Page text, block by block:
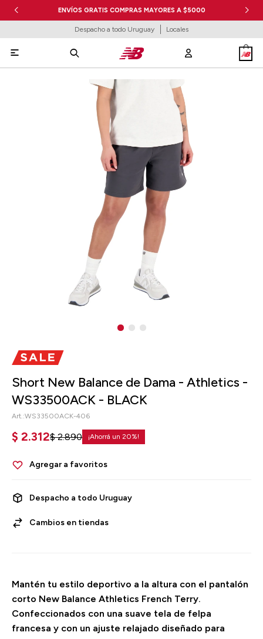
ENVÍOS GRATIS COMPRAS MAYORES A $5000
Despacho a todo Uruguay Locales

Short New Balance de Dama - Athletics -
WS33500ACK - BLACK
WS33500ACK-406
$ 2.312$ 2.890 20
Despacho a todo Uruguay
Cambios en tiendas
Mantén tu estilo deportivo a la altura con el pantalón
corto New Balance Athletics French Terry.
Confeccionados con una suave tela de felpa
francesa y con un ajuste relajado diseñado para